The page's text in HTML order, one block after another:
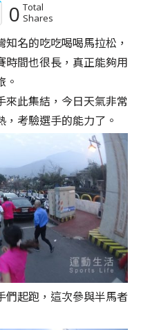
0 Total
Shares
名的吃吃喝喝馬拉松，
時間也很長，真正能夠用
。
來此集結，今日天氣非常
考驗選手的能力了。
們起跑，這次參與半馬者